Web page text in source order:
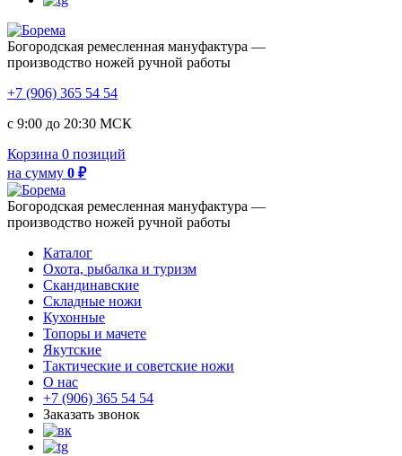
Богородская ремесленная мануфактура —
производство ножей ручной работы
+7 (906) 365 54 54
с 9:00 до 20:30 МСК
Корзина 0 позиций
на сумму 0 ₽
Богородская ремесленная мануфактура —
производство ножей ручной работы
Каталог
Охота, рыбалка и туризм
Скандинавские
Складные ножи
Кухонные
Топоры и мачете
Якутские
Тактические и советские ножи
О нас
+7 (906) 365 54 54
Заказать звонок